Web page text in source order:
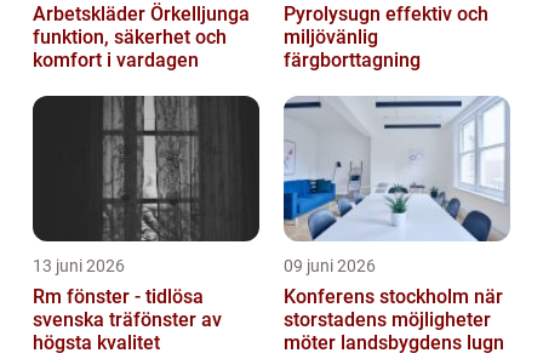
Arbetskläder Örkelljunga
funktion, säkerhet och
komfort i vardagen
Pyrolysugn effektiv och
miljövänlig
färgborttagning
13 juni 2026
Rm fönster - tidlösa
svenska träfönster av
högsta kvalitet
09 juni 2026
Konferens stockholm när
storstadens möjligheter
möter landsbygdens lugn